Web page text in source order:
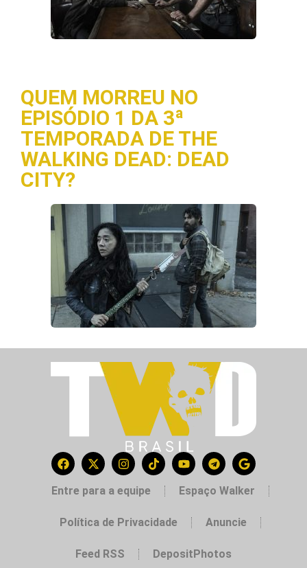
QUEM MORREU NO
EPISÓDIO 1 DA 3ª
TEMPORADA DE THE
WALKING DEAD: DEAD
CITY?
Entre para a equipe Espaço Walker
Política de Privacidade Anuncie
Feed RSS DepositPhotos